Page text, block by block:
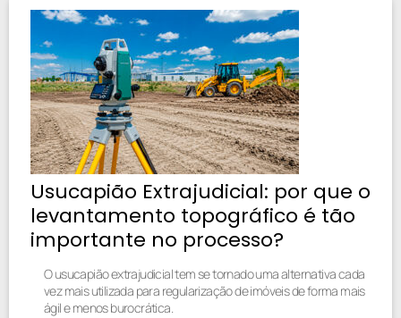
Usucapião Extrajudicial: por que o
levantamento topográfico é tão
importante no processo?
O usucapião extrajudicial tem se tornado uma alternativa cada
vez mais utilizada para regularização de imóveis de forma mais
ágil e menos burocrática.